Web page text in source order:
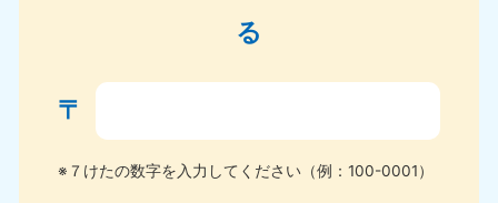
る
〒
※７けたの数字を入力してください（例：100-0001）